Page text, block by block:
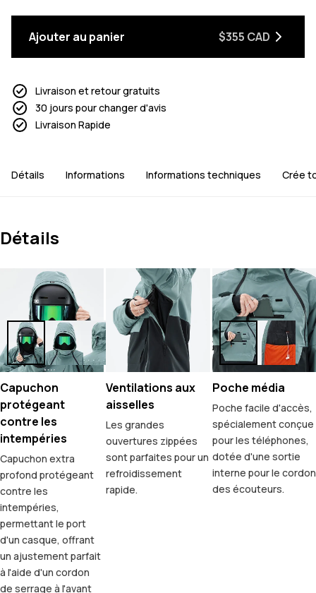
Ajouter au panier $355 CAD
Livraison et retour gratuits
30 jours pour changer d'avis
Livraison Rapide
Détails Informations Informations techniques Crée
Détails
Capuchon
protégeant
contre les
intempéries
Capuchon extra
profond protégeant
contre les
intempéries,
permettant le port
d'un casque, offrant
un ajustement parfait
à l'aide d'un cordon
de serrage à l'avant
Ventilations aux
aisselles
Les grandes
ouvertures zippées
sont parfaites pour un
refroidissement
rapide.
Poche média
Poche facile d'accès,
spécialement conçue
pour les téléphones,
dotée d'une sortie
interne pour le cordon
des écouteurs.